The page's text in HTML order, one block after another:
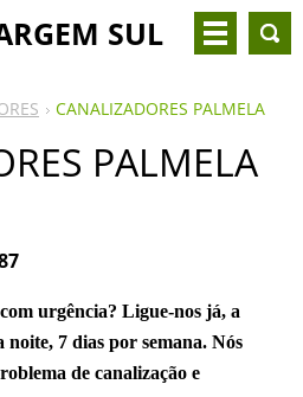
SUL
CANALIZADORES PALMELA
PALMELA
com urgência? Ligue-nos já, a
7 dias por semana. Nós
de canalização e